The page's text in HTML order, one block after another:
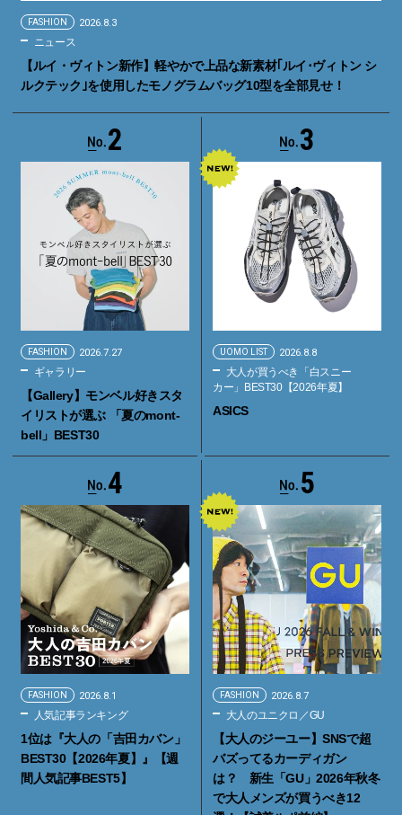
FASHION 2026.8.3
ニュース
【ルイ・ヴィトン新作】軽やかで上品な新素材｢ルイ･ヴィトン シ
ルクテック｣を使用したモノグラムバッグ10型を全部見せ！
2
FASHION 2026.7.27
ギャラリー
【Gallery】モンベル好きスタ
イリストが選ぶ 「夏のmont-
bell」BEST30
3
UOMO LIST 2026.8.8
大人が買うべき「白スニー
カー」BEST30【2026年夏】
ASICS
4
FASHION 2026.8.1
人気記事ランキング
1位は『大人の「吉田カバン」
BEST30【2026年夏】』【週
間人気記事BEST5】
5
FASHION 2026.8.7
大人のユニクロ／GU
【大人のジーユー】SNSで超
バズってるカーディガン
は？ 新生「GU」2026年秋冬
で大人メンズが買うべき12